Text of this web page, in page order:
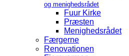
og menighedsrådet
Fuur Kirke
Præsten
Menighedsrådet
Færgerne
Renovationen